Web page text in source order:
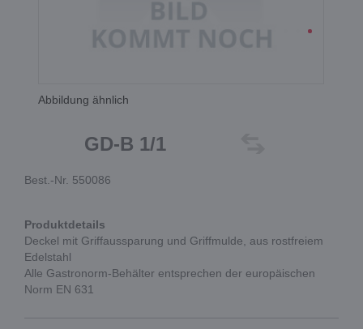
Abbildung ähnlich
GD-B 1/1
Best.-Nr. 550086
Produktdetails
Deckel mit Griffaussparung und Griffmulde, aus rostfreiem
Edelstahl
Alle Gastronorm-Behälter entsprechen der europäischen
Norm EN 631